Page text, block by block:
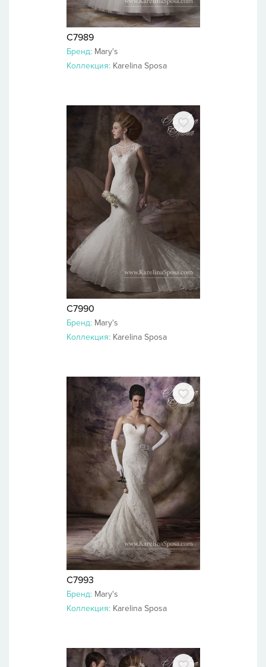
C7989
Бренд: Mary's
Коллекция: Karelina Sposa
C7990
Бренд: Mary's
Коллекция: Karelina Sposa
C7993
Бренд: Mary's
Коллекция: Karelina Sposa